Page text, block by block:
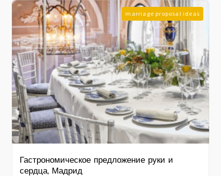
marriage proposal ideas
Гастрономическое предложение руки и
сердца, Мадрид